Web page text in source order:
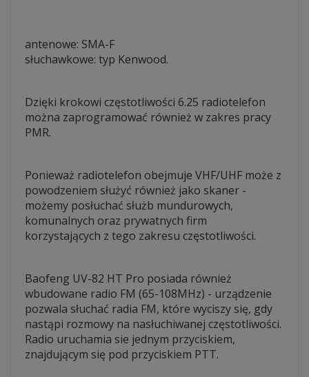
antenowe: SMA-F
słuchawkowe: typ Kenwood.
Dzięki krokowi częstotliwości 6.25 radiotelefon
można zaprogramować również w zakres pracy
PMR.
Ponieważ radiotelefon obejmuje VHF/UHF może z
powodzeniem służyć również jako skaner -
możemy posłuchać służb mundurowych,
komunalnych oraz prywatnych firm
korzystających z tego zakresu częstotliwości.
Baofeng UV-82 HT Pro posiada również
wbudowane radio FM (65-108MHz) - urządzenie
pozwala słuchać radia FM, które wyciszy się, gdy
nastąpi rozmowy na nasłuchiwanej częstotliwości.
Radio uruchamia sie jednym przyciskiem,
znajdującym się pod przyciskiem PTT.